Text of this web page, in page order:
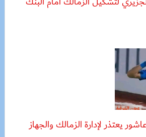
يعتذر لإدارة الزمالك والجهاز